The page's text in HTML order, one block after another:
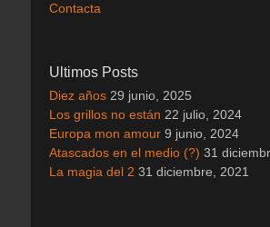
Contacta
Ultimos Posts
Diez años 29 junio, 2025
Los grillos no están 22 julio, 2024
Europa mon amour 9 junio, 2024
Atascados en el medio (?) 31
La magia del 2 31 diciembre, 2021